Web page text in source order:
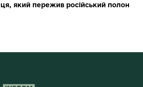
який пережив російський полон